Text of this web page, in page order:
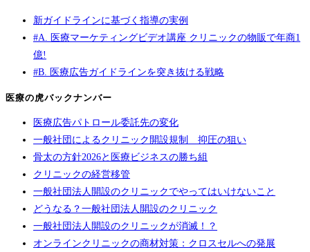
新ガイドラインに基づく指導の実例
#A. 医療マーケティングビデオ講座 クリニックの物販で年商1
億!
#B. 医療広告ガイドラインを突き抜ける戦略
医療の虎バックナンバー
医療広告パトロール委託先の変化
一般社団によるクリニック開設規制 抑圧の狙い
骨太の方針2026と医療ビジネスの勝ち組
クリニックの経営移管
一般社団法人開設のクリニックでやってはいけないこと
どうなる？一般社団法人開設のクリニック
一般社団法人開設のクリニックが消滅！？
オンラインクリニックの商材対策：クロスセルへの発展